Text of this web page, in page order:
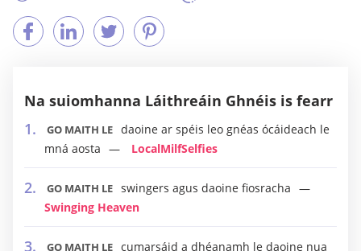
Na suiomhanna Láithreáin Ghnéis is fearr
GO MAITH LE daoine ar spéis leo gnéas ócáideach le
mná aosta
LocalMilfSelfies
GO MAITH LE swingers agus daoine fiosracha
Swinging Heaven
GO MAITH LE cumarsáid a dhéanamh le daoine nua